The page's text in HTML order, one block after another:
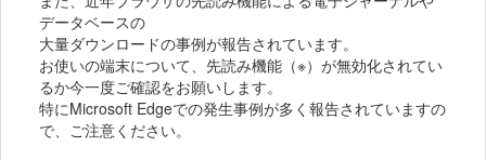
データベースの
大量ダウンロードの事例が報告されています。
お使いの端末について、先読み機能（※）が無効化されてい
るか今一度ご確認をお願いします。
特にMicrosoft Edgeでの発生事例が多く報告されていますの
で、ご注意ください。